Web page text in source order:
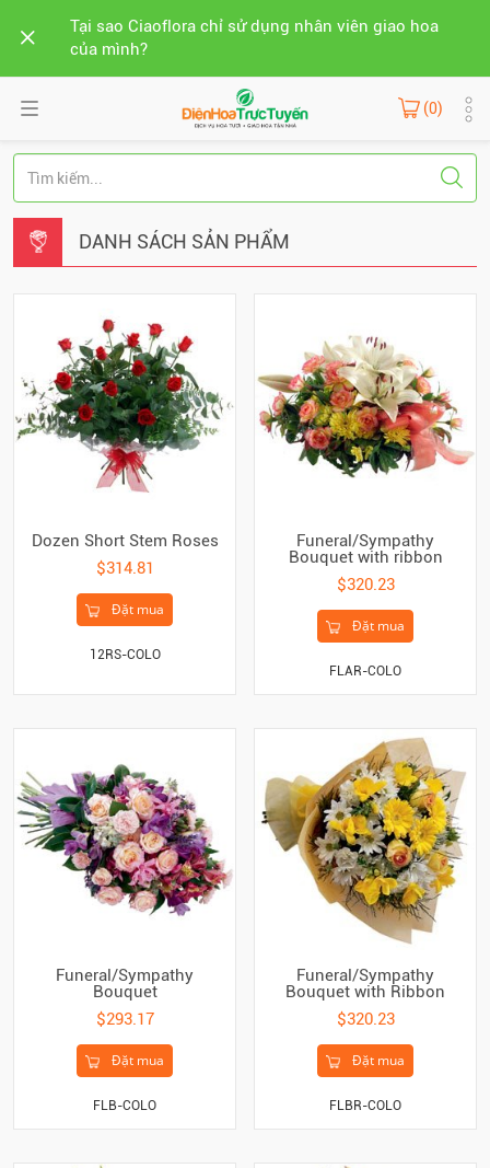
Tại sao Ciaoflora chỉ sử dụng nhân viên giao hoa
của mình?
(0)
DANH SÁCH SẢN PHẨM
Dozen Short Stem Roses
$314.81
Đặt mua
12RS-COLO
Funeral/Sympathy
Bouquet with ribbon
$320.23
Đặt mua
FLAR-COLO
Funeral/Sympathy
Bouquet
$293.17
Đặt mua
FLB-COLO
Funeral/Sympathy
Bouquet with Ribbon
$320.23
Đặt mua
FLBR-COLO